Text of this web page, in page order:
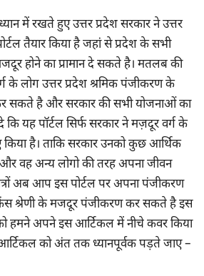
में रखते हुए उत्तर प्रदेश सरकार ने उत्तर
तैयार किया है जहां से प्रदेश के सभी
होने का प्रामान दे सकते है। मतलब की
के लोग उत्तर प्रदेश श्रमिक पंजीकरण के
सकते है और सरकार की सभी योजनाओं का
यह पॉर्टल सिर्फ सरकार ने मज़दूर वर्ग के
किया है। ताकि सरकार उनको कुछ आर्थिक
वह अन्य लोगो की तरह अपना जीवन
अब आप इस पोर्टल पर अपना पंजीकरण
श्रेणी के मजदूर पंजीकरण कर सकते है इस
हमने अपने इस आर्टिकल में नीचे कवर किया
को अंत तक ध्यानपूर्वक पड़ते जाए –